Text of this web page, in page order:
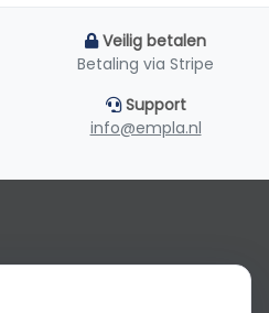
Veilig betalen
Betaling via Stripe
Support
info@empla.nl